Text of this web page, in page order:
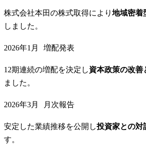
株式会社本田の株式取得により 地域密着
しました。
2026年1月 増配発表
12期連続の増配を決定し資本政策の改善
ました。
2026年3月 月次報告
安定した業績推移を公開し投資家との対
す。